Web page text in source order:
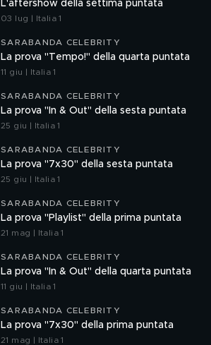
L'aftershow della settima puntata
03 lug | Italia 1
SARABANDA CELEBRITY
La prova "Tempo!" della quarta puntata
11 giu | Italia 1
SARABANDA CELEBRITY
La prova "In & Out" della sesta puntata
25 giu | Italia 1
SARABANDA CELEBRITY
La prova "7x30" della sesta puntata
25 giu | Italia 1
SARABANDA CELEBRITY
La prova "Playlist" della prima puntata
21 mag | Italia 1
SARABANDA CELEBRITY
La prova "In & Out" della quarta puntata
11 giu | Italia 1
SARABANDA CELEBRITY
La prova "7x30" della prima puntata
21 mag | Italia 1